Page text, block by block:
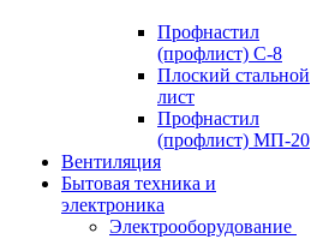
Профнастил
(профлист) С-8
Плоский стальной
лист
Профнастил
(профлист) МП-20
Вентиляция
Бытовая техника и
электроника
Электрооборудование